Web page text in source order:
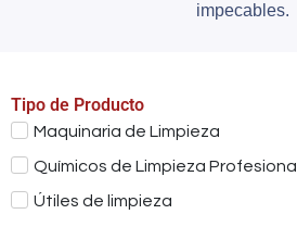
impecables.
Tipo de Producto
Maquinaria de Limpieza
Químicos de Limpieza Profesional
Útiles de limpieza